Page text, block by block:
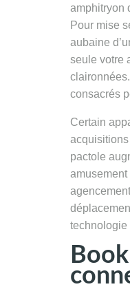
amphitryon
Pour mise
aubaine
seule votre
consacrés
Certain
pactole
amusement
technologie